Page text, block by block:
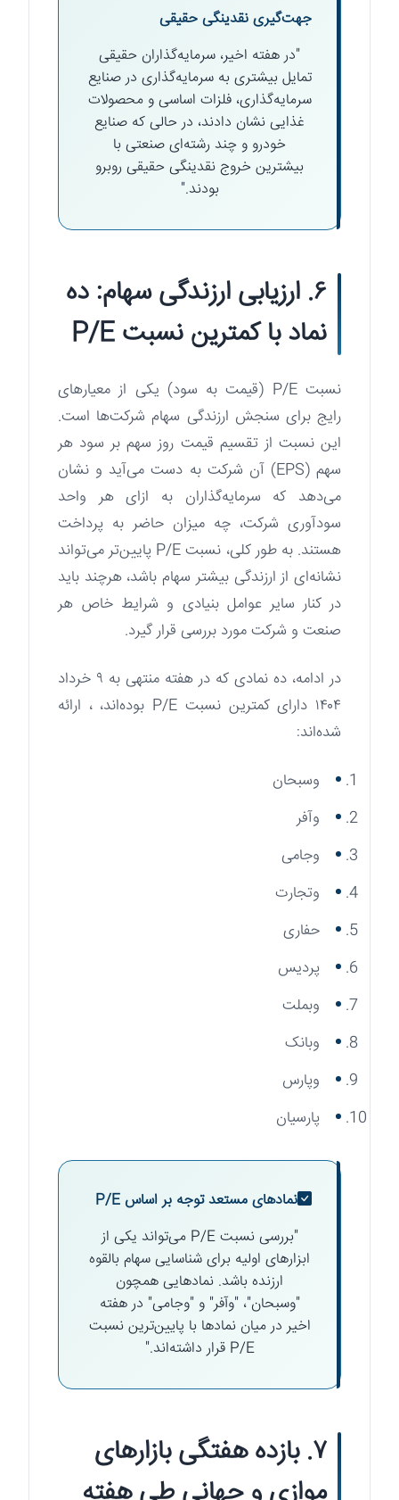
جهت‌گیری نقدینگی حقیقی
"در هفته اخیر، سرمایه‌گذاران حقیقی
تمایل بیشتری به سرمایه‌گذاری در صنایع
سرمایه‌گذاری، فلزات اساسی و محصولات
غذایی نشان دادند، در حالی که صنایع
خودرو و چند رشته‌ای صنعتی با
بیشترین خروج نقدینگی حقیقی روبرو
بودند."
۶. ارزیابی ارزندگی سهام: ده
نماد با کمترین نسبت P/E
نسبت P/E (قیمت به سود) یکی از معیارهای
رایج برای سنجش ارزندگی سهام شرکت‌ها است.
این نسبت از تقسیم قیمت روز سهم بر سود هر
سهم (EPS) آن شرکت به دست می‌آید و نشان
می‌دهد که سرمایه‌گذاران به ازای هر واحد
سودآوری شرکت، چه میزان حاضر به پرداخت
هستند. به طور کلی، نسبت P/E پایین‌تر می‌تواند
نشانه‌ای از ارزندگی بیشتر سهام باشد، هرچند باید
در کنار سایر عوامل بنیادی و شرایط خاص هر
صنعت و شرکت مورد بررسی قرار گیرد.
در ادامه، ده نمادی که در هفته منتهی به ۹ خرداد
۱۴۰۴ دارای کمترین نسبت P/E بوده‌اند، ، ارائه
شده‌اند:
وسبحان
وآفر
وجامی
وتجارت
حفاری
پردیس
وبملت
وبانک
وپارس
پارسیان
نمادهای مستعد توجه بر اساس P/E
"بررسی نسبت P/E می‌تواند یکی از
ابزارهای اولیه برای شناسایی سهام بالقوه
ارزنده باشد. نمادهایی همچون
"وسبحان"، "وآفر" و "وجامی" در هفته
اخیر در میان نمادها با پایین‌ترین نسبت
P/E قرار داشته‌اند."
۷. بازده هفتگی بازارهای